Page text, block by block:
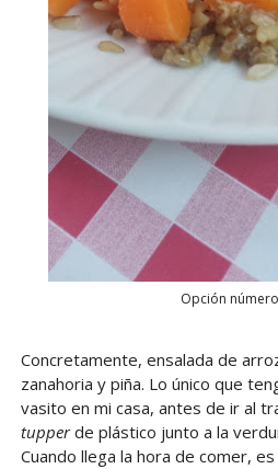
Opción
Concretamente, ensalada de
zanahoria y piña. Lo único que
vasito en mi casa, antes de ir al
tupperde plástico junto a la
Cuando llega la hora de comer,